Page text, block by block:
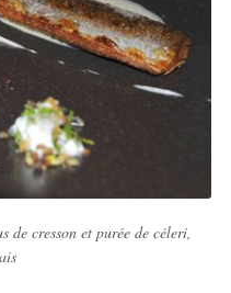
cresson et purée de céleri,